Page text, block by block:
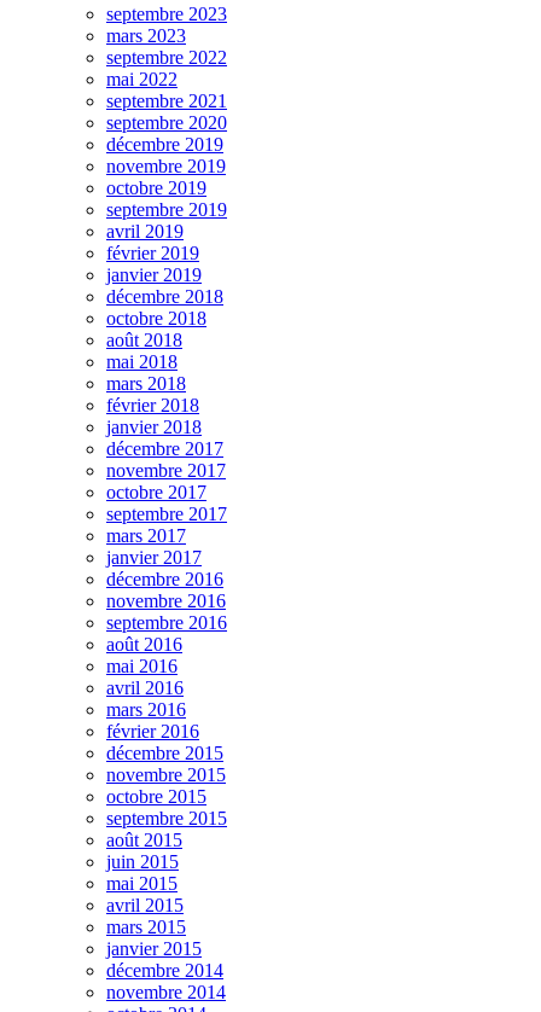
septembre 2023
mars 2023
septembre 2022
mai 2022
septembre 2021
septembre 2020
décembre 2019
novembre 2019
octobre 2019
septembre 2019
avril 2019
février 2019
janvier 2019
décembre 2018
octobre 2018
août 2018
mai 2018
mars 2018
février 2018
janvier 2018
décembre 2017
novembre 2017
octobre 2017
septembre 2017
mars 2017
janvier 2017
décembre 2016
novembre 2016
septembre 2016
août 2016
mai 2016
avril 2016
mars 2016
février 2016
décembre 2015
novembre 2015
octobre 2015
septembre 2015
août 2015
juin 2015
mai 2015
avril 2015
mars 2015
janvier 2015
décembre 2014
novembre 2014